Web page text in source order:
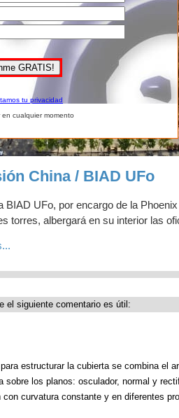
China / BIAD UFo
BIAD UFo, por encargo de la
torres, albergará en su interior las
el siguiente comentario es útil:
estructurar la cubierta se combina el
sobre los planos: osculador, normal y
curvatura constante y en diferentes
tu privacidad
cualquier momento